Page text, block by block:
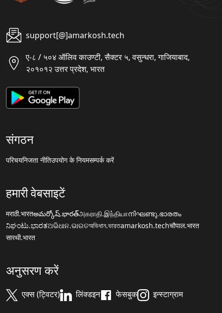
support[@]amarkosh.tech
ए-८ / ५०४ ऑलिव काउण्टी, सैक्टर ५, वसुन्धरा, गाजियाबाद,
२०१०१२ उत्तर प्रदेश, भारत
संगठन
परिचयनिजता नीतिउपयोग के नियमसम्पर्क करें
हमारी वेबसाइटें
मराठी.भारतఅమర్కోష్.భారత్அகராதி.இந்தியாനിഘണ്ടു.ഭാരതം
ನಿಘಂಟು.ಭಾರತଅଭିଧାନ.ଭାରତঅভিধান.ভারতamarkosh.techचौपाल.भारत
सारथी.भारत
अनुसरण करें
एक्स (ट्विटर) लिंक्डइन फेसबुक इन्स्टाग्राम